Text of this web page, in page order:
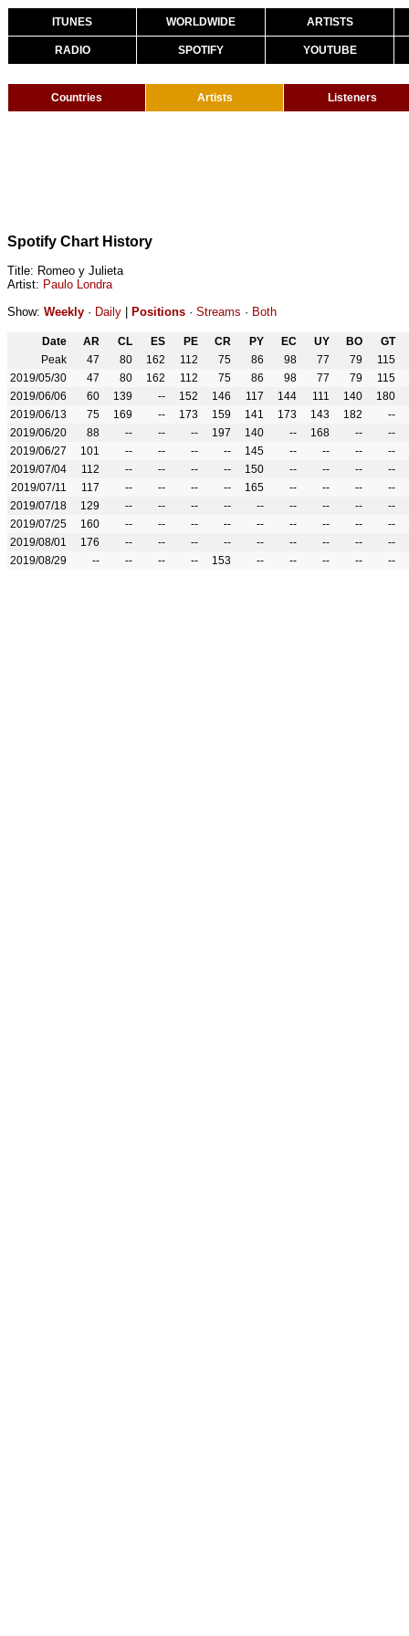
ITUNES WORLDWIDE ARTISTS
RADIO SPOTIFY YOUTUBE
Countries Artists Listeners
Spotify Chart History
Title: Romeo y Julieta
Artist: Paulo Londra
Show: Weekly · Daily Positions · Streams · Both
Date AR CL ES PE CR PY EC UY BO
GT
Peak
47 80 162 112 75 86 98 77 79
115
2019/05/30
47 80 162 112 75 86 98 77 79
115
2019/06/06
60 139 -- 152 146 117 144 111 140
180
2019/06/13
75 169 -- 173 159 141 173 143 182
--
2019/06/20
88 -- -- -- 197 140 -- 168 --
--
2019/06/27
101 -- -- -- -- 145 -- -- --
--
2019/07/04
112 -- -- -- -- 150 -- -- --
--
2019/07/11
117 -- -- -- -- 165 -- -- --
--
2019/07/18
129 -- -- -- -- -- -- -- --
--
2019/07/25
160 -- -- -- -- -- -- -- --
--
2019/08/01
176 -- -- -- -- -- -- -- --
--
2019/08/29
-- -- -- -- 153 -- -- -- -- --